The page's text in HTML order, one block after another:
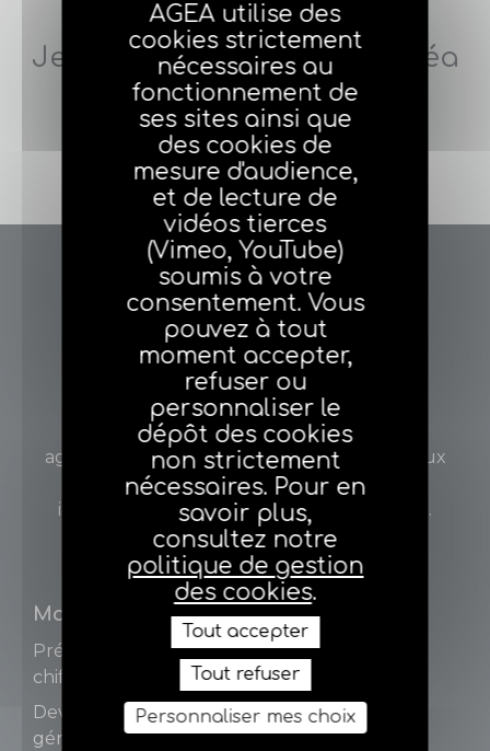
Je ne suis pas adhérent agéa
J'adhère
Votre Fédération
agéa défend les intérêts des agents généraux
d’assurance et ceux des adhérents à titre
individuel, au niveau national et européen.
Mon métier
Présentation et
chiffres
Devenir agent
général d'assurance
Ma fiscalité
AGEA utilise des
cookies strictement
nécessaires au
fonctionnement de
ses sites ainsi que
des cookies de
mesure d'audience,
et de lecture de
vidéos tierces
(Vimeo, YouTube)
soumis à votre
consentement. Vous
pouvez à tout
moment accepter,
refuser ou
personnaliser le
dépôt des cookies
non strictement
nécessaires. Pour en
savoir plus,
consultez notre
politique de gestion
des cookies.
Tout accepter
Tout refuser
Personnaliser mes choix